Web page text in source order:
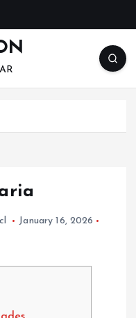
January 16, 2026